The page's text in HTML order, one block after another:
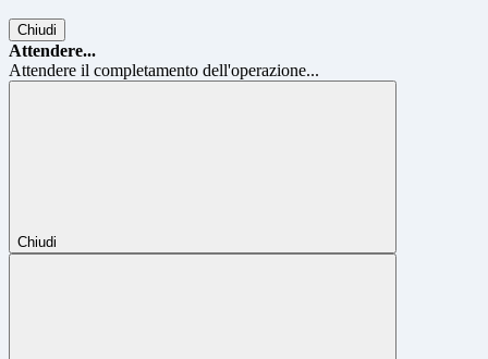
Chiudi
Attendere...
Attendere il completamento dell'operazione...
Chiudi